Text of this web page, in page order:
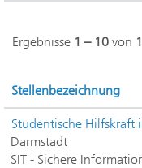
Ergebnisse 1 – 10 von
Stellenbezeichnung
Studentische Hilfskraft
Darmstadt
SIT - Sichere